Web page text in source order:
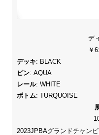
デ
￥
デッキ: BLACK
ピン: AQUA
レール: WHITE
ボトム: TURQUOISE
2023JPBAグランドチャン